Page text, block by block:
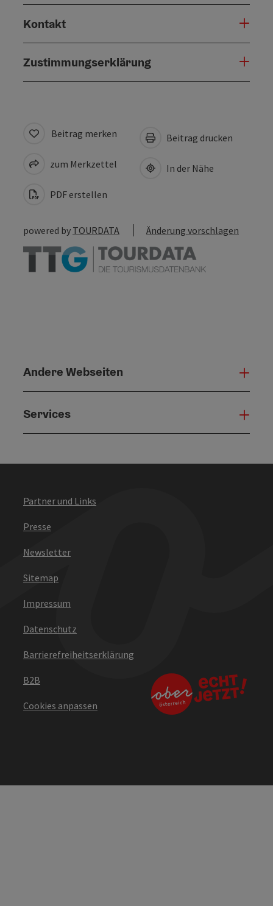
Kontakt
Zustimmungserklärung
Beitrag merken
zum Merkzettel
PDF erstellen
Beitrag drucken
In der Nähe
powered by TOURDATA Änderung vorschlagen
Andere Webseiten
Services
Partner und Links
Presse
Newsletter
Sitemap
Impressum
Datenschutz
Barrierefreiheitserklärung
B2B
Cookies anpassen